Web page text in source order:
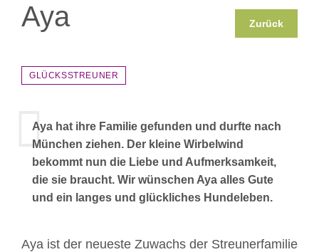
Aya Zurück
GLÜCKSSTREUNER
Aya hat ihre Familie gefunden und durfte nach
München ziehen. Der kleine Wirbelwind
bekommt nun die Liebe und Aufmerksamkeit,
die sie braucht. Wir wünschen Aya alles Gute
und ein langes und glückliches Hundeleben.
Aya ist der neueste Zuwachs der Streunerfamilie